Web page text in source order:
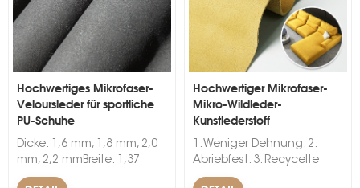
Hochwertiges Mikrofaser-
Veloursleder für sportliche
PU-Schuhe
Dicke: 1,6 mm, 1,8 mm, 2,0
mm, 2,2 mmBreite: 1,37
mFarbe: Schwarz, Weiß,
Hochwertiger Mikrofaser-
Mikro-Wildleder-
Kunstlederstoff
1. Weniger Dehnung. 2.
Abriebfest. 3. Recycelte
Materialien. &nbsp; &nbsp;